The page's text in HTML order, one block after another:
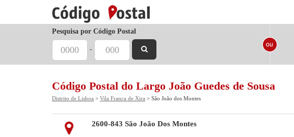
Pesquisa por Código Postal
-
Código Postal do Largo João Guedes de Sousa
Distrito de Lisboa > Vila Franca de Xira > São João dos Montes
2600-843 São João Dos Montes